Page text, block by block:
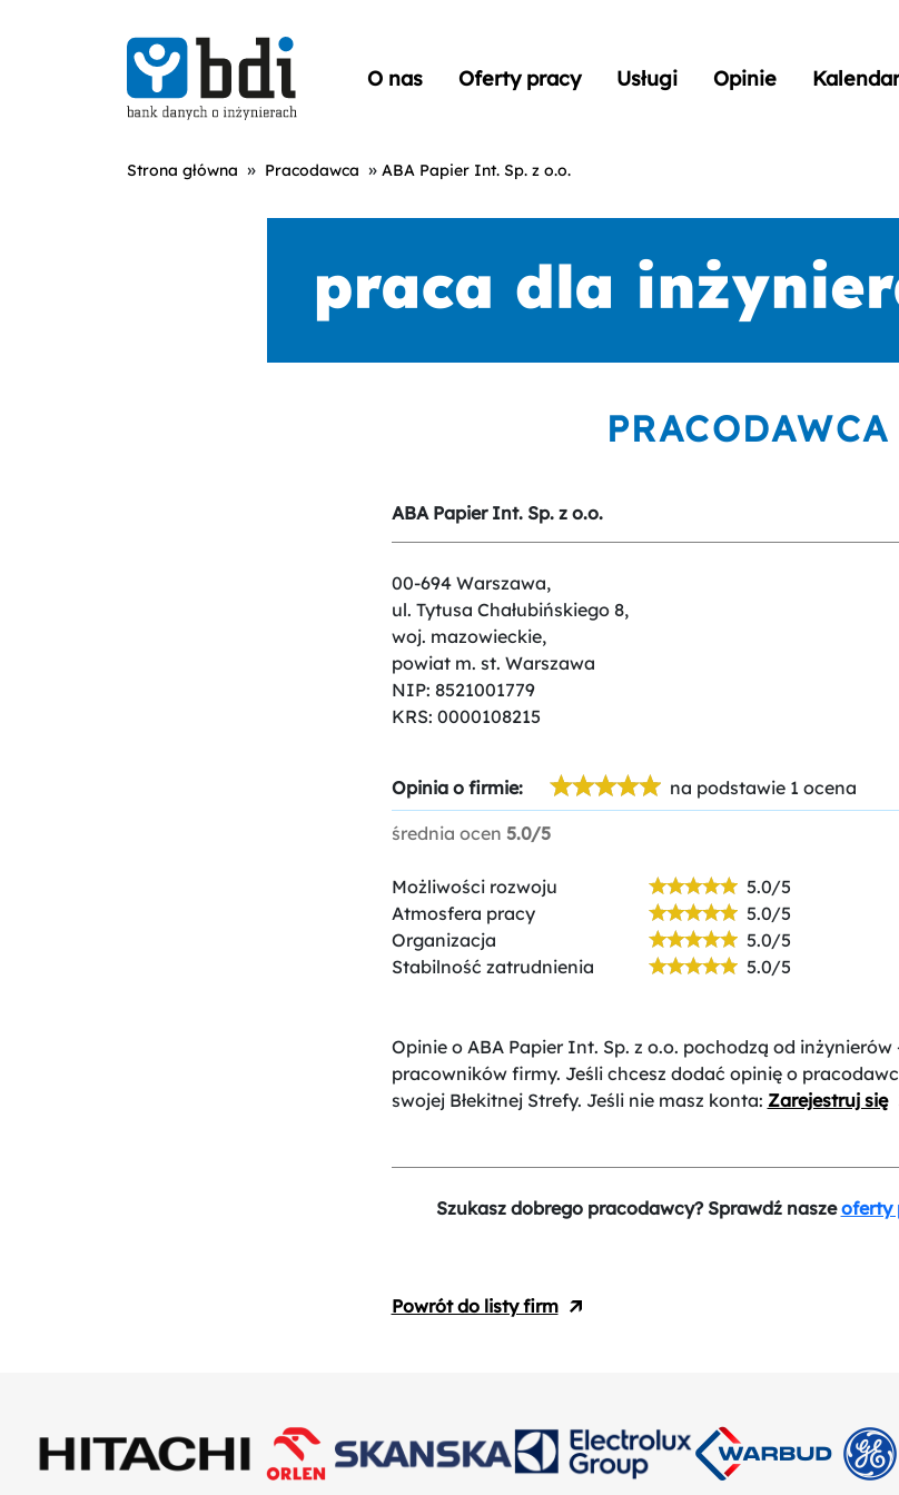
O nas Oferty pracy Usługi Opinie
Strona główna » Pracodawca » ABA Papier Int. Sp. z o.o.
PRACODAWCA
ABA Papier Int. Sp. z o.o.
00-694 Warszawa,
ul. Tytusa Chałubińskiego 8,
woj. mazowieckie,
powiat m. st. Warszawa
NIP: 8521001779
KRS: 0000108215
Opinia o firmie: na podstawie 1 ocena
średnia ocen 5.0/5
Możliwości rozwoju
5.0/5
Atmosfera pracy
5.0/5
Organizacja
5.0/5
Stabilność zatrudnienia
5.0/5
Opinie o ABA Papier Int. Sp. z o.o. pochodzą od inżynierów
pracowników firmy. Jeśli chcesz dodać opinię o
swojej Błekitnej Strefy. Jeśli nie masz konta: Zarejestruj się
Szukasz dobrego pracodawcy? Sprawdź naszeoferty
Powrót do listy firm